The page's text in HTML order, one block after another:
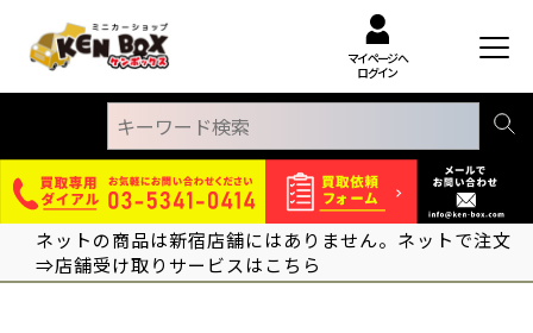
マイページへ
ログイン
ネットの商品は新宿店舗にはありません。ネットで注文
⇒店舗受け取りサービスはこちら